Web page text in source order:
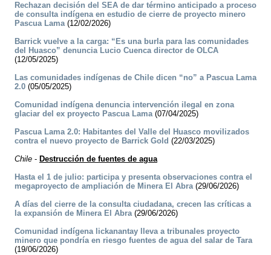
Rechazan decisión del SEA de dar término anticipado a proceso
de consulta indígena en estudio de cierre de proyecto minero
Pascua Lama(12/02/2026)
Barrick vuelve a la carga: “Es una burla para las comunidades
del Huasco” denuncia Lucio Cuenca director de OLCA
(12/05/2025)
Las comunidades indígenas de Chile dicen “no” a Pascua Lama
2.0 (05/05/2025)
Comunidad indígena denuncia intervención ilegal en zona
glaciar del ex proyecto Pascua Lama(07/04/2025)
Pascua Lama 2.0: Habitantes del Valle del Huasco movilizados
contra el nuevo proyecto de Barrick Gold (22/03/2025)
Chile - Destrucción de fuentes de agua
Hasta el 1 de julio: participa y presenta observaciones contra el
megaproyecto de ampliación de Minera El Abra(29/06/2026)
A días del cierre de la consulta ciudadana, crecen las críticas a
la expansión de Minera El Abra(29/06/2026)
Comunidad indígena lickanantay lleva a tribunales proyecto
minero que pondría en riesgo fuentes de agua del salar de Tara
(19/06/2026)